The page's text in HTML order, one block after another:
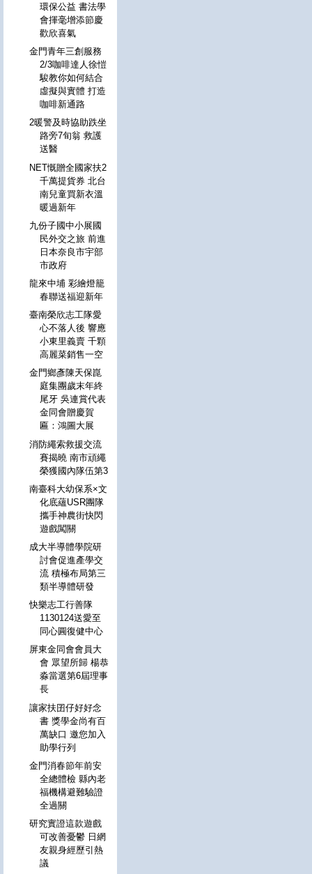
環保公益 書法學
會揮毫增添節慶
歡欣喜氣
金門青年三創服務
2/3咖啡達人徐愷
駿教你如何結合
虛擬與實體 打造
咖啡新通路
2暖警及時協助跌坐
路旁7旬翁 救護
送醫
NET慨贈全國家扶2
千萬提貨券 北台
南兒童買新衣溫
暖過新年
九份子國中小展國
民外交之旅 前進
日本奈良市宇部
市政府
龍來中埔 彩繪燈籠
春聯送福迎新年
臺南榮欣志工隊愛
心不落人後 響應
小東里義賣 千顆
高麗菜銷售一空
金門鄉彥陳天保崑
庭集團歲末年終
尾牙 吳連賞代表
金同會贈慶賀
匾：鴻圖大展
消防繩索救援交流
賽揭曉 南市頑繩
榮獲國內隊伍第3
南臺科大幼保系×文
化底蘊USR團隊
攜手神農街快閃
遊戲闖關
成大半導體學院研
討會促進產學交
流 積極布局第三
類半導體研發
快樂志工行善隊
1130124送愛至
同心圓復健中心
屏東金同會會員大
會 眾望所歸 楊恭
淼當選第6屆理事
長
讓家扶囝仔好好念
書 獎學金尚有百
萬缺口 邀您加入
助學行列
金門消春節年前安
全總體檢 縣內老
福機構避難驗證
全過關
研究實證這款遊戲
可改善憂鬱 日網
友親身經歷引熱
議